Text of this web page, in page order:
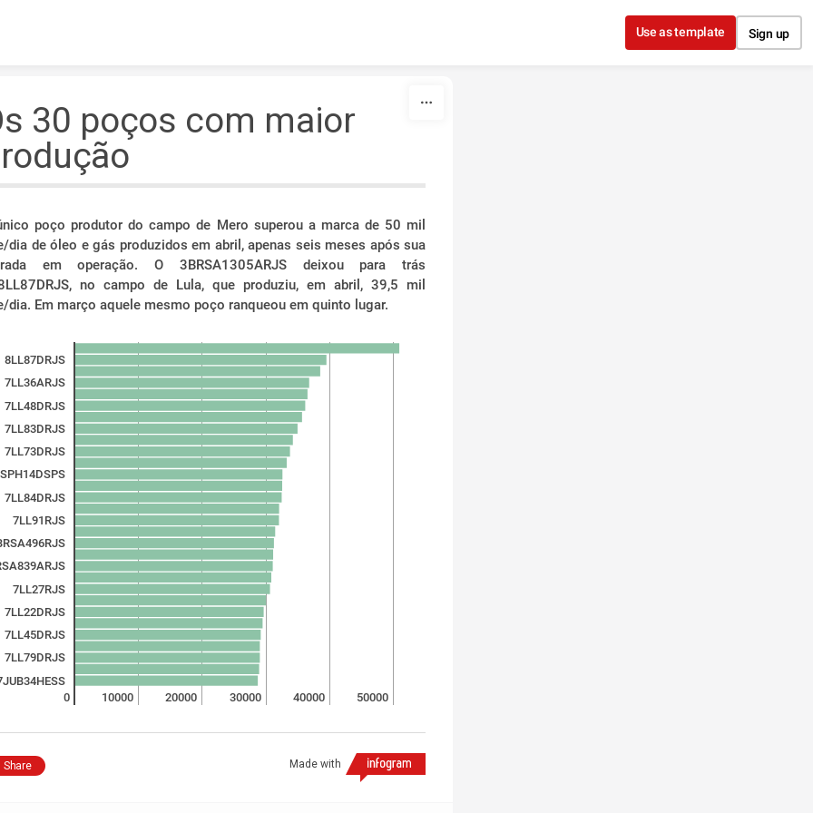
Use as template Sign up
30 poços com maior
poço produtor do campo de Mero superou a marca de 50 mil
dia de óleo e gás produzidos em abril, apenas seis meses após sua
em operação. O 3BRSA1305ARJS deixou para trás
no campo de Lula, que produziu, em abril, 39,5 mil
dia. Em março aquele mesmo poço ranqueou em quinto lugar.
8LL87DRJS
7LL36ARJS
7LL48DRJS
7LL83DRJS
7LL73DRJS
7LL84DRJS
7LL91RJS
7LL27RJS
7LL22DRJS
7LL45DRJS
7LL79DRJS
0 10000 20000 30000 40000 50000
Made with
Share